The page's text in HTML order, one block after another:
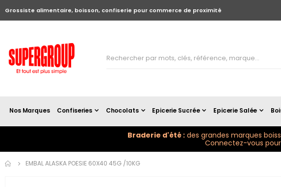
Grossiste alimentaire, boisson, confiserie pour commerce de proximité
Nos Marques Confiseries Chocolats Epicerie Sucrée Epicerie Salée
Braderie d'été : des grandes marques
Connectez-vous
EMBAL ALASKA POESIE 60X40 45G /10KG
the